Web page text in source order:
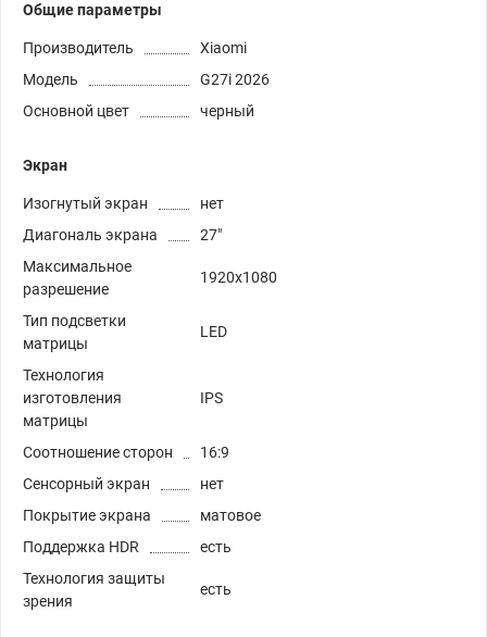
Общие параметры
Производитель
Xiaomi
Модель
G27i 2026
Основной цвет
черный
Экран
Изогнутый экран
нет
Диагональ экрана
27"
Максимальное
разрешение
1920x1080
Тип подсветки
матрицы
LED
Технология
изготовления
матрицы
IPS
Соотношение сторон
16:9
Сенсорный экран
нет
Покрытие экрана
матовое
Поддержка HDR
есть
Технология защиты
зрения
есть